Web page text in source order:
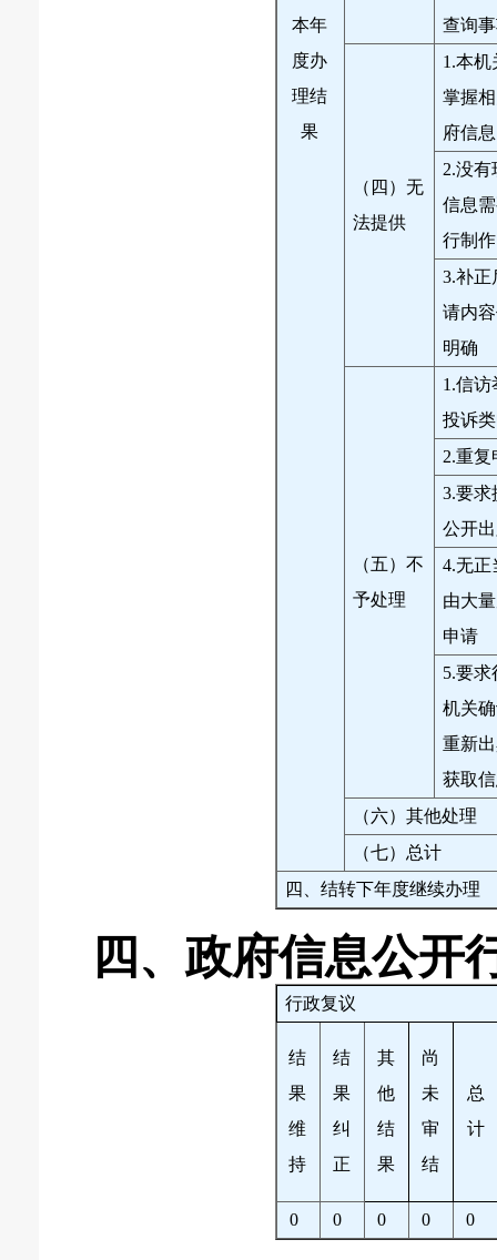
本年
度办
理结
果
查询
（四）无
法提供
1.本机
掌握
府信息
2.没有
信息
行制作
3.补正
请内
明确
（五）不
予处理
1.信访
投诉
2.重复
3.要求
公开
4.无正
由大
申请
5.要求
机关
重新
获取
（六）其他处理
（七）总计
四、结转下年度继续办理
四、政府信息公开
行政复议
结
果
维
持
结
果
纠
正
其
他
结
果
尚
未
审
结
总
计
0 0 0 0 0